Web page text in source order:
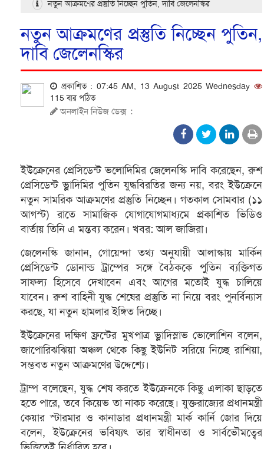
নতুন আক্রমণের প্রস্তুতি নিচ্ছেন পুতিন, দাবি জেলেনস্কির
নতুন আক্রমণের প্রস্তুতি নিচ্ছেন পুতিন,
দাবি জেলেনস্কির
প্রকাশিত : 07:45 AM, 13 August 2025 Wednesday
115 বার পঠিত
অনলাইন নিউজ ডেক্স :
ইউক্রেনের প্রেসিডেন্ট ভলোদিমির জেলেনস্কি দাবি করেছেন, রুশ
প্রেসিডেন্ট ভ্লাদিমির পুতিন যুদ্ধবিরতির জন্য নয়, বরং ইউক্রেনে
নতুন সামরিক আক্রমণের প্রস্তুতি নিচ্ছেন। গতকাল সোমবার (১১
আগস্ট) রাতে সামাজিক যোগাযোগমাধ্যমে প্রকাশিত ভিডিও
বার্তায় তিনি এ মন্তব্য করেন। খবর: আল জাজিরা।
জেলেনস্কি জানান, গোয়েন্দা তথ্য অনুযায়ী আলাস্কায় মার্কিন
প্রেসিডেন্ট ডোনাল্ড ট্রাম্পের সঙ্গে বৈঠককে পুতিন ব্যক্তিগত
সাফল্য হিসেবে দেখাবেন এবং আগের মতোই যুদ্ধ চালিয়ে
যাবেন। রুশ বাহিনী যুদ্ধ শেষের প্রস্তুতি না নিয়ে বরং পুনর্বিন্যাস
করছে, যা নতুন হামলার ইঙ্গিত দিচ্ছে।
ইউক্রেনের দক্ষিণ ফ্রন্টের মুখপাত্র ভ্লাদিস্লাভ ভোলোশিন বলেন,
জাপোরিঝঝিয়া অঞ্চল থেকে কিছু ইউনিট সরিয়ে নিচ্ছে রাশিয়া,
সম্ভবত নতুন আক্রমণের উদ্দেশ্যে।
ট্রাম্প বলেছেন, যুদ্ধ শেষ করতে ইউক্রেনকে কিছু এলাকা ছাড়তে
হতে পারে, তবে কিয়েভ তা নাকচ করেছে। যুক্তরাজ্যের প্রধানমন্ত্রী
কেয়ার স্টারমার ও কানাডার প্রধানমন্ত্রী মার্ক কার্নি জোর দিয়ে
বলেন, ইউক্রেনের ভবিষ্যৎ তার স্বাধীনতা ও সার্বভৌমত্বের